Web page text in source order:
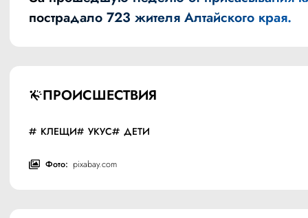
ПРОИСШЕСТВИЯ
КЛЕЩИ УКУС ДЕТИ
Фото: pixabay.com
пострадало 723 жителя Алтайского края.